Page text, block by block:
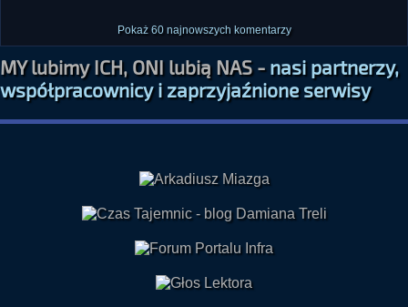
Pokaż 60 najnowszych komentarzy
MY lubimy ICH, ONI lubią NAS -nasi partnerzy,
współpracownicy i zaprzyjaźnione serwisy